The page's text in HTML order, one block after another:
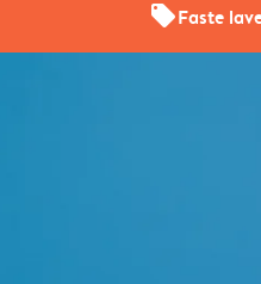
offersFaste